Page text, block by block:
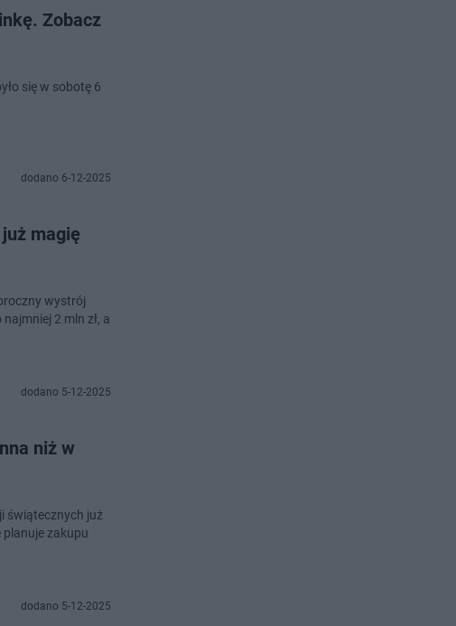
Zobacz
się w sobotę 6
dodano 6-12-2025
magię
wystrój
2 mln zł, a
dodano 5-12-2025
niż w
świątecznych już
zakupu
dodano 5-12-2025